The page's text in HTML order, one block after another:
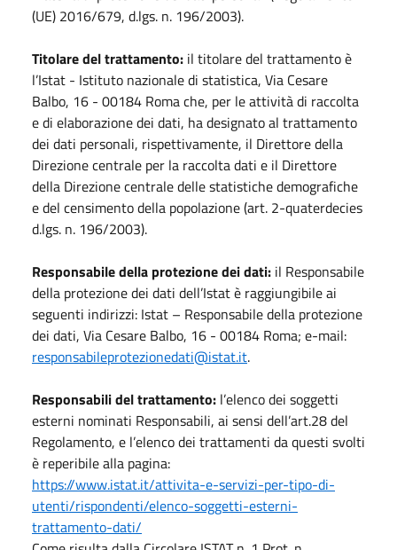
(UE) 2016/679, d.lgs. n. 196/2003).
Titolare del trattamento: il titolare del trattamento è
l’Istat - Istituto nazionale di statistica, Via Cesare
Balbo, 16 - 00184 Roma che, per le attività di raccolta
e di elaborazione dei dati, ha designato al trattamento
dei dati personali, rispettivamente, il Direttore della
Direzione centrale per la raccolta dati e il Direttore
della Direzione centrale delle statistiche demografiche
e del censimento della popolazione (art. 2-quaterdecies
d.lgs. n. 196/2003).
Responsabile della protezione dei dati: il Responsabile
della protezione dei dati dell’Istat è raggiungibile ai
seguenti indirizzi: Istat – Responsabile della protezione
dei dati, Via Cesare Balbo, 16 - 00184 Roma; e-mail:
responsabileprotezionedati@istat.it.
Responsabili del trattamento: l’elenco dei soggetti
esterni nominati Responsabili, ai sensi dell’art.28 del
Regolamento, e l’elenco dei trattamenti da questi svolti
è reperibile alla pagina:
https://www.istat.it/attivita-e-servizi-per-tipo-di-
utenti/rispondenti/elenco-soggetti-esterni-
trattamento-dati/